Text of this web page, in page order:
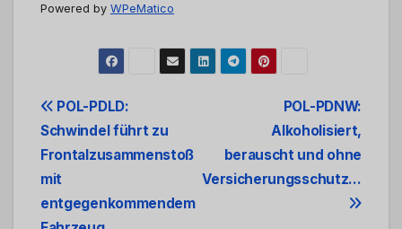
Powered by WPeMatico
Beitrags-
Navigation
POL-PDNW:
Alkoholisiert,
berauscht und ohne
Versicherungsschutz…
POL-PDLD:
Schwindel führt zu
Frontalzusammenstoß
mit
entgegenkommendem